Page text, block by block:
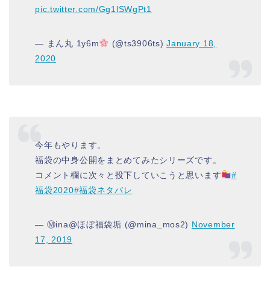
pic.twitter.com/Gg1lSWgPt1
— まん丸 1y6m (@ts3906ts)January 18,
2020
今年もやります。
福袋の中身公開をまとめてみたシリーズです。
コメント欄に次々と投下していこうと思います
#
福袋2020#福袋ネタバレ
— Ⓜ︎ina@ほぼ福袋垢 (@mina_mos2) November
17, 2019